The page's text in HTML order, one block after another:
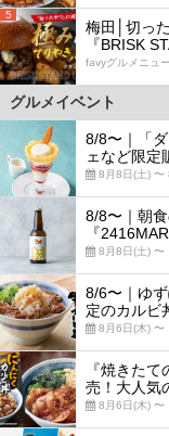
5
梅田│切っ
『BRISK
favyグルメニュ
グルメイベント
8/8〜｜「
ェなど限定
8月8日(土) 〜
8/8〜｜朝
『
8月8日(土) 〜
8/6〜｜ゆ
定のカルビ
8月6日(木) 〜
『焼きた
売！大人気
8月6日(木) 〜